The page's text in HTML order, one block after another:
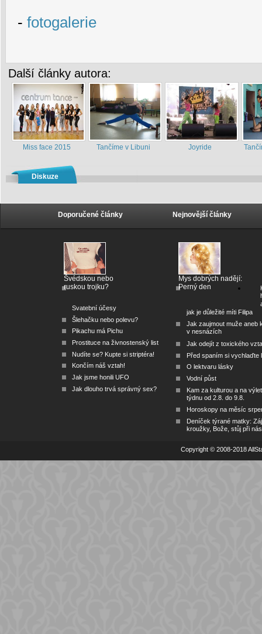
- fotogalerie
Další články autora:
Miss face 2015 Tančíme v Libuni Joyride
Diskuze
Doporučené články
Švédskou nebo
ruskou trojku?
Svatební účesy
Šlehačku nebo polevu?
Pikachu má Pichu
Prostituce na živnostenský list
Nudíte se? Kupte si striptéra!
Končím náš vztah!
Jak jsme honili UFO
Jak dlouho trvá správný sex?
Nejnovější články
Mys dobrých nadějí:
Perný den
jak je důležité míti Filipa
Jak zaujmout muže aneb
v nesnázích
Jak odejít z toxického
Před spaním si vychlaďte
O lektvaru lásky
Vodní půst
Kam za kulturou a na
týdnu od 2.8. do 9.8.
Horoskopy na měsíc
Deníček týrané matky:
kroužky, Bože, stůj při nás
Copyright © 2008-2018